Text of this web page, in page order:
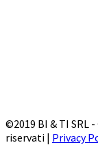
©2019 BI & TI SRL
riservati | Privacy